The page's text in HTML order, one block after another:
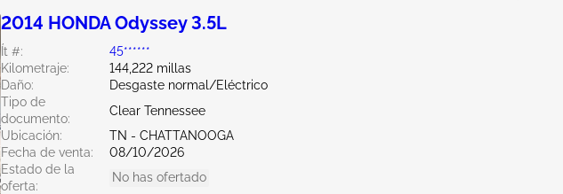
2014 HONDA Odyssey 3.5L
Ít #:
45******
Kilometraje:
144,222 millas
Daño:
Desgaste normal/Eléctrico
Tipo de
documento:
Clear Tennessee
Ubicación:
TN - CHATTANOOGA
Fecha de venta:
08/10/2026
Estado de la
oferta:
No has ofertado